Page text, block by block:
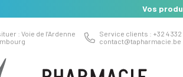
Vos
: Voie de l’Ardenne
Service clients : +32 4 332
contact@tapharmacie.be